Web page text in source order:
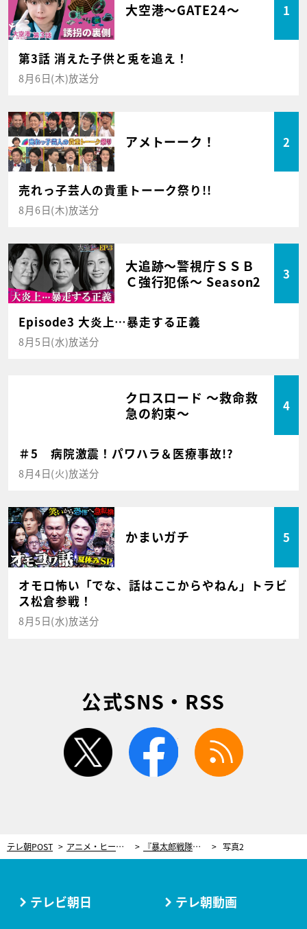
大空港～GATE24～ 1
第3話 消えた子供と兎を追え！
8月6日(木)放送分
アメトーーク！ 2
売れっ子芸人の貴重トーーク祭り!!
8月6日(木)放送分
大追跡～警視庁ＳＳＢ
Ｃ強行犯係～ Season2
3
Episode3 大炎上…暴走する正義
8月5日(水)放送分
クロスロード ～救命救
急の約束～
4
＃5 病院激震！パワハラ＆医療事故!?
8月4日(火)放送分
かまいガチ 5
オモロ怖い「でな、話はここからやねん」トラビ
ス松倉参戦！
8月5日(水)放送分
公式SNS・RSS
twitter facebook
テレ朝POST アニメ・ヒーロー 『暴太郎戦隊ドンブラザーズ』ついにヒーローごとのロボ登場！“乗らない”という斬新なコンセプト 写真2
テレビ朝日 テレ朝動画